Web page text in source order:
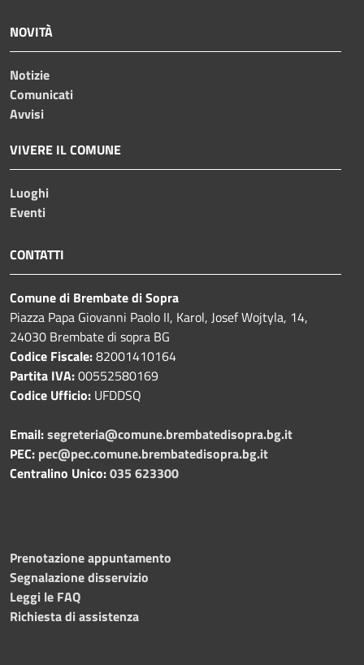
NOVITÀ
Notizie
Comunicati
Avvisi
VIVERE IL COMUNE
Luoghi
Eventi
CONTATTI
Comune di Brembate di Sopra
Piazza Papa Giovanni Paolo II, Karol, Josef Wojtyla, 14,
24030 Brembate di sopra BG
Codice Fiscale:82001410164
Partita IVA:00552580169
Codice Ufficio: UFDDSQ
Email:segreteria@comune.brembatedisopra.bg.it
PEC: pec@pec.comune.brembatedisopra.bg.it
Centralino Unico:035 623300
Prenotazione appuntamento
Segnalazione disservizio
Leggi le FAQ
Richiesta di assistenza